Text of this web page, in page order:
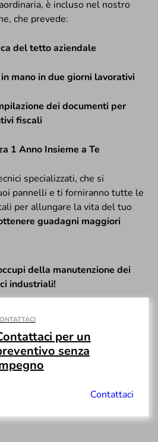
è incluso nel nostro
che prevede:
del tetto aziendale
mano in due giorni lavorativi
dei documenti per
fiscali
1 Anno Insieme a Te
specializzati, che si
pannelli e ti forniranno tutte le
per allungare la vita del tuo
guadagni maggiori
della manutenzione dei
industriali!
per un
senza